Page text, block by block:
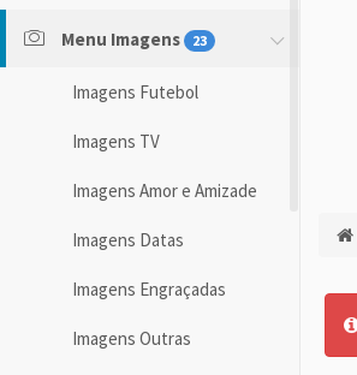
Menu Imagens 23
Imagens Futebol
Imagens TV
Imagens Amor e Amizade
Imagens Datas
Imagens Engraçadas
Imagens Outras